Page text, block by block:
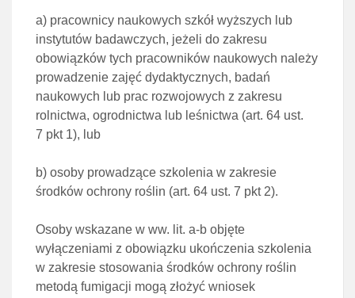
a) pracownicy naukowych szkół wyższych lub
instytutów badawczych, jeżeli do zakresu
obowiązków tych pracowników naukowych należy
prowadzenie zajęć dydaktycznych, badań
naukowych lub prac rozwojowych z zakresu
rolnictwa, ogrodnictwa lub leśnictwa (art. 64 ust.
7 pkt 1), lub
b) osoby prowadzące szkolenia w zakresie
środków ochrony roślin (art. 64 ust. 7 pkt 2).
Osoby wskazane w ww. lit. a-b objęte
wyłączeniami z obowiązku ukończenia szkolenia
w zakresie stosowania środków ochrony roślin
metodą fumigacji mogą złożyć wniosek